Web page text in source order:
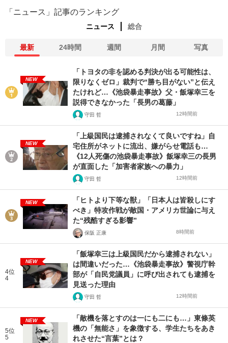
「ニュース」記事のランキング
ニュース 総合
最新 24時間 週間 月間 写真
NEW
「トヨタの非を認める判決が出る可能性は、
限りなくゼロ」裁判で“勝ち目がない”と伝え
たけれど…《池袋暴走事故》父・飯塚幸三を
説得できなかった「長男の葛藤」
守田 哲 12時間前
NEW
「上級国民は逮捕されなくて良いですね」自
宅住所がネットに流出、嫌がらせ電話も…
《12人死傷の池袋暴走事故》飯塚幸三の長男
が直面した「加害者家族への暴力」
守田 哲 12時間前
NEW
「ヒトより下等な獣」「日本人は皆殺しにす
べき」特攻作戦が敵国・アメリカ世論に与え
た“残酷すぎる影響”
保阪 正康 8時間前
4位
4
NEW
「飯塚幸三は上級国民だから逮捕されない」
は間違いだった…《池袋暴走事故》警視庁幹
部が「自民党議員」に呼び出されても逮捕を
見送った理由
守田 哲 12時間前
5位
5
NEW
「敵機を落とすのは一にも二にも…」東條英
機の「無能さ」を象徴する、学生たちをあき
れさせた“言葉”とは？